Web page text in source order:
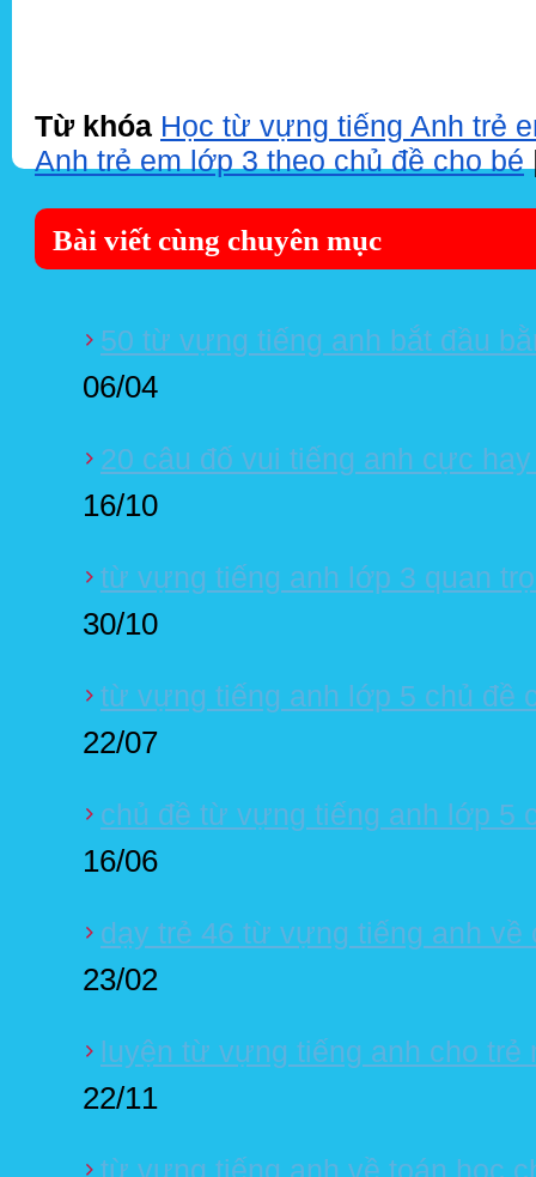
Từ khóa Học từ vựng tiếng Anh trẻ
Anh trẻ em lớp 3 theo chủ đề cho bé
Bài viết cùng chuyên mục
50 từ vựng tiếng anh bắt đầu
06/04
20 câu đố vui tiếng anh cực
16/10
từ vựng tiếng anh lớp 3 quan
30/10
từ vựng tiếng anh lớp 5 chủ đề
22/07
chủ đề từ vựng tiếng anh lớp 5
16/06
dạy trẻ 46 từ vựng tiếng anh về
23/02
luyện từ vựng tiếng anh cho
22/11
từ vựng tiếng anh về toán học